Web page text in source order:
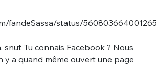
fandeSassa/status/
snuf. Tu connais Facebook ? Nous
y a quand même ouvert une page